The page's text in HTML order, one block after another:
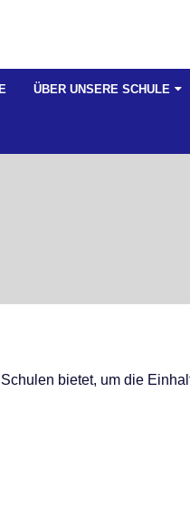
ÜBER UNSERE SCHULE
bietet, um die